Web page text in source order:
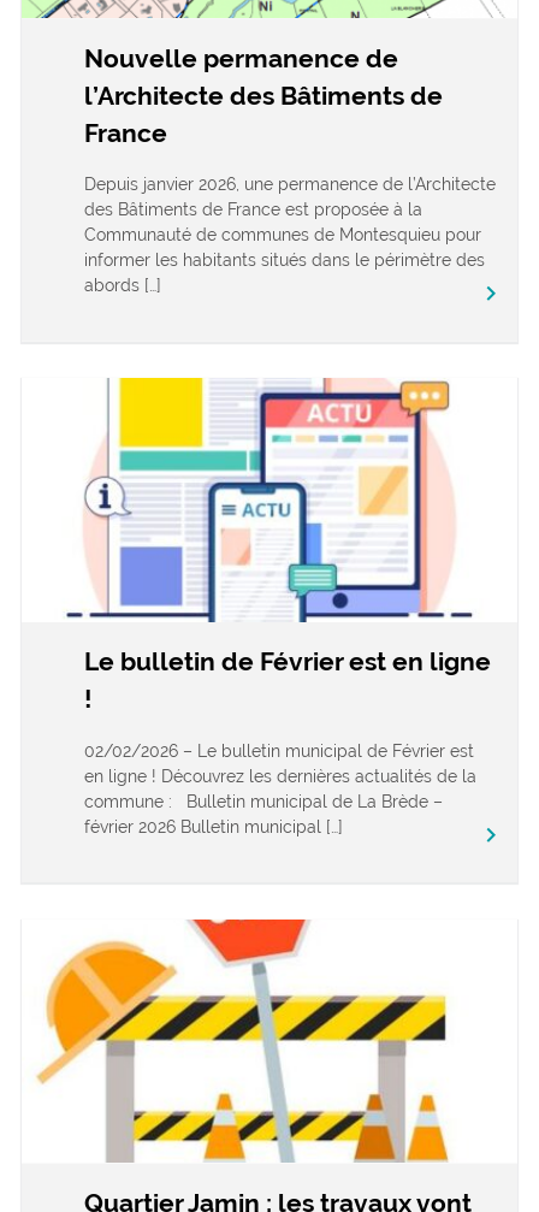
Nouvelle permanence de
l’Architecte des Bâtiments de
France
Depuis janvier 2026, une permanence de l’Architecte
des Bâtiments de France est proposée à la
Communauté de communes de Montesquieu pour
informer les habitants situés dans le périmètre des
abords […]
keyboard_arrow_right
Le bulletin de Février est en ligne
!
02/02/2026 – Le bulletin municipal de Février est
en ligne ! Découvrez les dernières actualités de la
commune : Bulletin municipal de La Brède –
février 2026 Bulletin municipal […]
keyboard_arrow_right
Quartier Jamin : les travaux vont